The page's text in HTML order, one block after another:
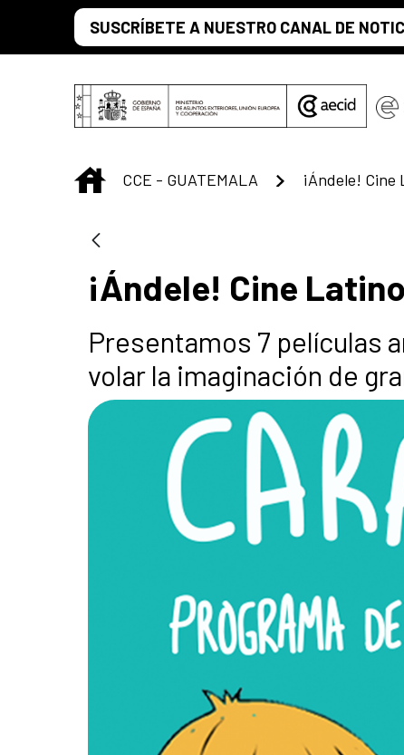
Saltar al contenido principal
SUSCRÍBETE A NUESTRO CANAL DE
INICIO
CCE - GUATEMALA ¡Ándele!
¡Ándele! Cine
Presentamos 7 películas
volar la imaginación de